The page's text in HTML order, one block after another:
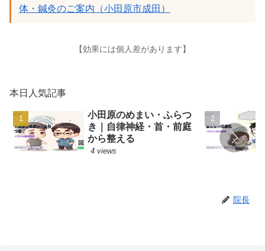
体・鍼灸のご案内（小田原市成田）
【効果には個人差があります】
本日人気記事
小田原のめまい・ふらつ
き｜自律神経・首・前庭
から整える
4 views
院長